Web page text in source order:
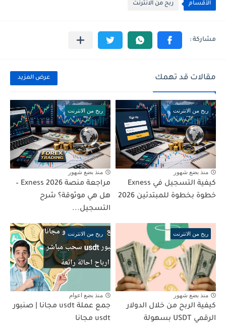
الأقسام ربح من الانترنت
مقالات قد تهمك عرض المزيد
ربح من الانترنت
منذ بضع شهور
كيفية التسجيل في Exness
خطوة بخطوة للمبتدئين 2026
ربح من الانترنت
منذ بضع شهور
مراجعة منصة Exness 2026 –
هل هي موثوقة؟ شرح
التسجيل...
ربح من الانترنت
منذ بضع شهور
كيفية الربح من خلال الدولار
الرقمي USDT بسهولة
ربح من الانترنت
منذ بضع اعوام
جمع عملة usdt مجانا | صنبور
usdt مجانا